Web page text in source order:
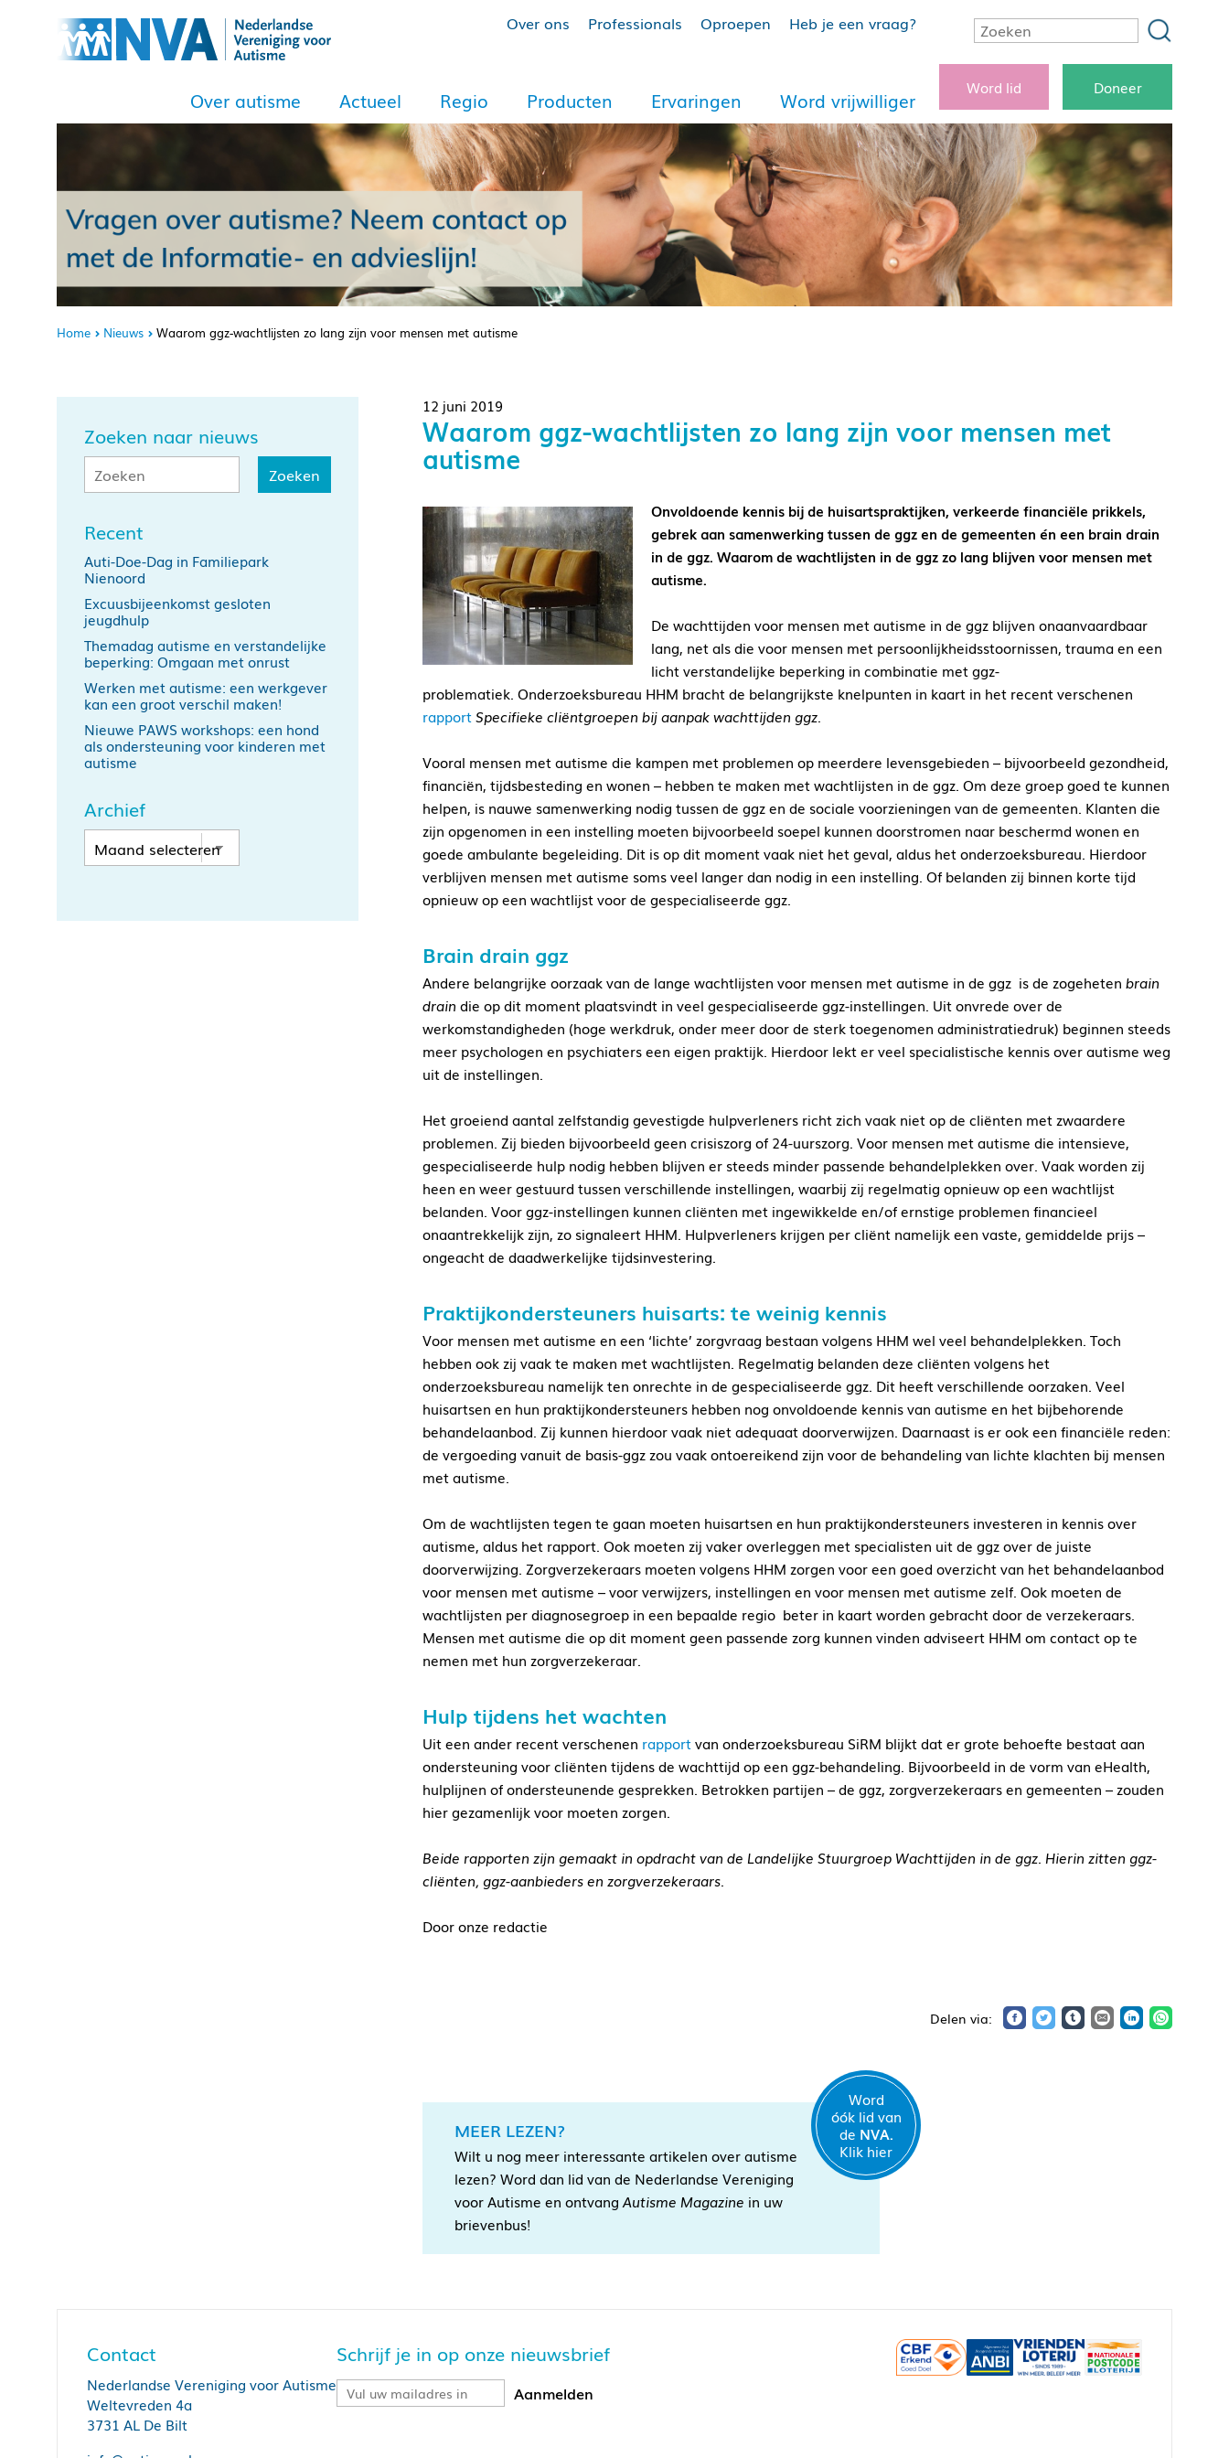
Over ons Professionals Oproepen Heb je een vraag?
Over autisme Actueel Regio Producten Ervaringen Word vrijwilliger
Word lid Doneer
Home Nieuws Waarom ggz-wachtlijsten zo lang zijn voor mensen met autisme
Zoeken naar nieuws
Recent
Auti-Doe-Dag in Familiepark
Nienoord
Excuusbijeenkomst gesloten
jeugdhulp
Themadag autisme en verstandelijke
beperking: Omgaan met onrust
Werken met autisme: een werkgever
kan een groot verschil maken!
Nieuwe PAWS workshops: een hond
als ondersteuning voor kinderen met
autisme
Archief
12 juni 2019
Waarom ggz-wachtlijsten zo lang zijn voor mensen met
autisme
Onvoldoende kennis bij de huisartspraktijken, verkeerde financiële prikkels,
gebrek aan samenwerking tussen de ggz en de gemeenten én een brain drain
in de ggz. Waarom de wachtlijsten in de ggz zo lang blijven voor mensen met
autisme.
De wachttijden voor mensen met autisme in de ggz blijven onaanvaardbaar
lang, net als die voor mensen met persoonlijkheidsstoornissen, trauma en een
licht verstandelijke beperking in combinatie met ggz-
problematiek. Onderzoeksbureau HHM bracht de belangrijkste knelpunten in kaart in het recent verschenen
rapportSpecifieke cliëntgroepen bij aanpak wachttijden ggz.
Vooral mensen met autisme die kampen met problemen op meerdere levensgebieden – bijvoorbeeld gezondheid,
financiën, tijdsbesteding en wonen – hebben te maken met wachtlijsten in de ggz. Om deze groep goed te kunnen
helpen, is nauwe samenwerking nodig tussen de ggz en de sociale voorzieningen van de gemeenten. Klanten die
zijn opgenomen in een instelling moeten bijvoorbeeld soepel kunnen doorstromen naar beschermd wonen en
goede ambulante begeleiding. Dit is op dit moment vaak niet het geval, aldus het onderzoeksbureau. Hierdoor
verblijven mensen met autisme soms veel langer dan nodig in een instelling. Of belanden zij binnen korte tijd
opnieuw op een wachtlijst voor de gespecialiseerde ggz.
Brain drain ggz
Andere belangrijke oorzaak van de lange wachtlijsten voor mensen met autisme in de ggz is de zogeheten brain
drain die op dit moment plaatsvindt in veel gespecialiseerde ggz-instellingen. Uit onvrede over de
werkomstandigheden (hoge werkdruk, onder meer door de sterk toegenomen administratiedruk) beginnen steeds
meer psychologen en psychiaters een eigen praktijk. Hierdoor lekt er veel specialistische kennis over autisme weg
uit de instellingen.
Het groeiend aantal zelfstandig gevestigde hulpverleners richt zich vaak niet op de cliënten met zwaardere
problemen. Zij bieden bijvoorbeeld geen crisiszorg of 24-uurszorg. Voor mensen met autisme die intensieve,
gespecialiseerde hulp nodig hebben blijven er steeds minder passende behandelplekken over. Vaak worden zij
heen en weer gestuurd tussen verschillende instellingen, waarbij zij regelmatig opnieuw op een wachtlijst
belanden. Voor ggz-instellingen kunnen cliënten met ingewikkelde en/of ernstige problemen financieel
onaantrekkelijk zijn, zo signaleert HHM. Hulpverleners krijgen per cliënt namelijk een vaste, gemiddelde prijs –
ongeacht de daadwerkelijke tijdsinvestering.
Praktijkondersteuners huisarts: te weinig kennis
Voor mensen met autisme en een ‘lichte’ zorgvraag bestaan volgens HHM wel veel behandelplekken. Toch
hebben ook zij vaak te maken met wachtlijsten. Regelmatig belanden deze cliënten volgens het
onderzoeksbureau namelijk ten onrechte in de gespecialiseerde ggz. Dit heeft verschillende oorzaken. Veel
huisartsen en hun praktijkondersteuners hebben nog onvoldoende kennis van autisme en het bijbehorende
behandelaanbod. Zij kunnen hierdoor vaak niet adequaat doorverwijzen. Daarnaast is er ook een financiële reden:
de vergoeding vanuit de basis-ggz zou vaak ontoereikend zijn voor de behandeling van lichte klachten bij mensen
met autisme.
Om de wachtlijsten tegen te gaan moeten huisartsen en hun praktijkondersteuners investeren in kennis over
autisme, aldus het rapport. Ook moeten zij vaker overleggen met specialisten uit de ggz over de juiste
doorverwijzing. Zorgverzekeraars moeten volgens HHM zorgen voor een goed overzicht van het behandelaanbod
voor mensen met autisme – voor verwijzers, instellingen en voor mensen met autisme zelf. Ook moeten de
wachtlijsten per diagnosegroep in een bepaalde regio beter in kaart worden gebracht door de verzekeraars.
Mensen met autisme die op dit moment geen passende zorg kunnen vinden adviseert HHM om contact op te
nemen met hun zorgverzekeraar.
Hulp tijdens het wachten
Uit een ander recent verschenen rapportvan onderzoeksbureau SiRM blijkt dat er grote behoefte bestaat aan
ondersteuning voor cliënten tijdens de wachttijd op een ggz-behandeling. Bijvoorbeeld in de vorm van eHealth,
hulplijnen of ondersteunende gesprekken. Betrokken partijen – de ggz, zorgverzekeraars en gemeenten – zouden
hier gezamenlijk voor moeten zorgen.
Beide rapporten zijn gemaakt in opdracht van de Landelijke Stuurgroep Wachttijden in de ggz. Hierin zitten ggz-
cliënten, ggz-aanbieders en zorgverzekeraars.
Door onze redactie
MEER LEZEN?
Wilt u nog meer interessante artikelen over autisme
lezen? Word dan lid van de Nederlandse Vereniging
voor Autisme en ontvang Autisme Magazine in uw
brievenbus!
Word
óók lid van
de NVA.
Klik hier
Contact
Nederlandse Vereniging voor Autisme
Weltevreden 4a
3731 AL De Bilt
Schrijf je in op onze nieuwsbrief